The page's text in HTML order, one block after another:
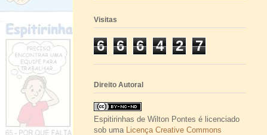
Visitas
6 6 6 4 2 7
Direito Autoral
Espitirinhas de Wilton Pontes é licenciado
sob uma
Licença Creative Commons